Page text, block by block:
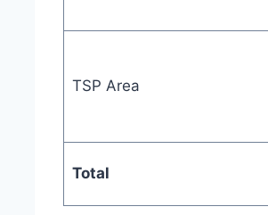
TSP Area
Total